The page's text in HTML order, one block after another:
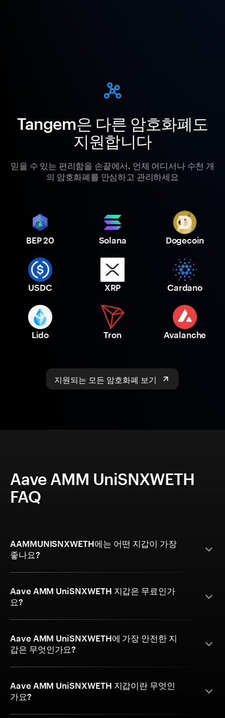
Tangem은 다른 암호화폐도
지원합니다
믿을 수 있는 편리함을 손끝에서. 언제 어디서나 수천 개
의 암호화폐를 안심하고 관리하세요
BEP 20 Solana Dogecoin
USDC XRP Cardano
Lido Tron Avalanche
지원되는 모든 암호화폐 보기
Aave AMM UniSNXWETH
FAQ
AAMMUNISNXWETH에는 어떤 지갑이 가장
좋나요?
Aave AMM UniSNXWETH 지갑은 무료인가
요?
Aave AMM UniSNXWETH에 가장 안전한 지
갑은 무엇인가요?
Aave AMM UniSNXWETH 지갑이란 무엇인
가요?